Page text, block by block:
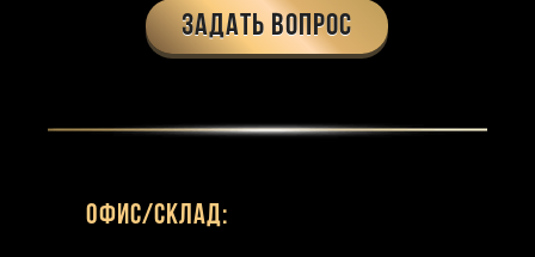
Задать вопрос
Офиc/склад: